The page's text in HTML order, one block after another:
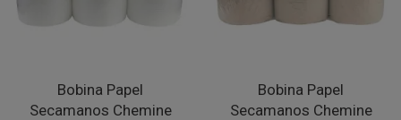
Bobina Papel
Secamanos Chemine
Bobina Papel
Secamanos Chemine